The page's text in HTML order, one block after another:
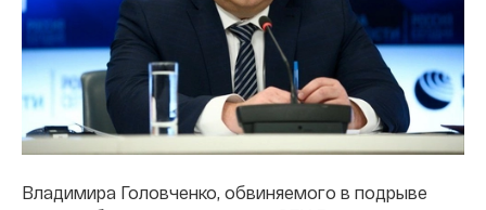
Владимира Головченко, обвиняемого в подрыве